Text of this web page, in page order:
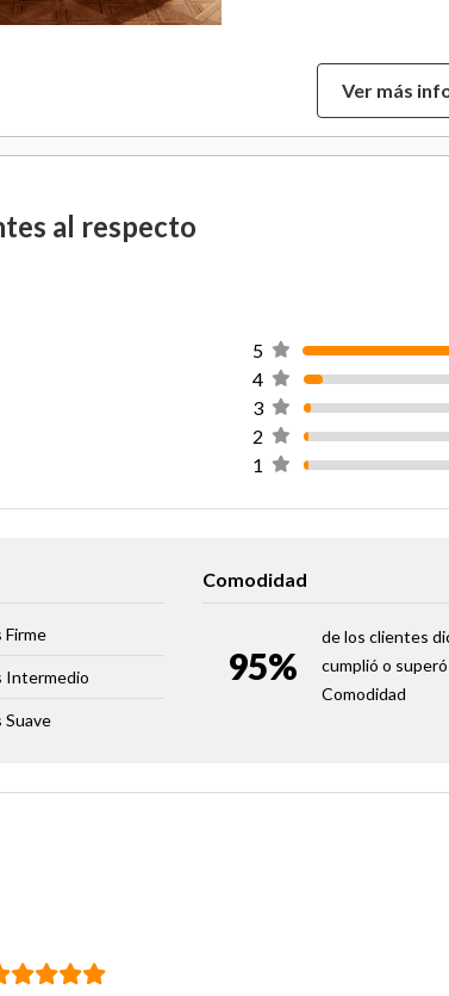
DISFRUTAR UN
TEMPO
la suavidad, el confort, la armonía y
disminuir los puntos de presión.
de la suspensión personalizada,
un funcionamiento perfecto. Su
Advance evita que los movimientos
Ver más
al respecto
1
2
3
4
5
Firme
Intermedio
Suave
Comodidad
95%
de los clientes
cumplió o
Comodidad